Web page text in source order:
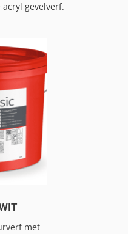
gevelverf.
met